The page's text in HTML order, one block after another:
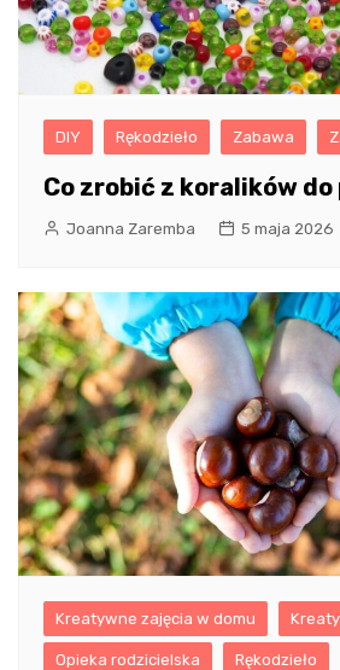
DIY Rękodzieło Zabawa
Co zrobić z koralików
Joanna Zaremba 5 maja 2026
Kreatywne zajęcia w domu
Opieka rodzicielska Rękodzieło